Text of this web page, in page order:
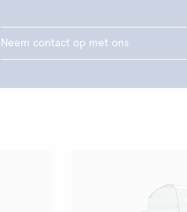
Neem contact op met ons